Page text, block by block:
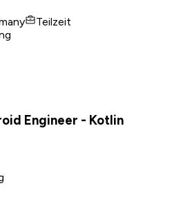
Teilzeit
Engineer - Kotlin